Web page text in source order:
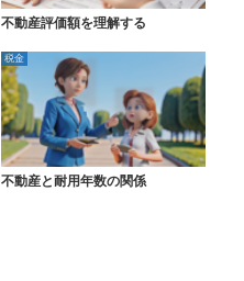
不動産評価額を理解する
税金
不動産と耐用年数の関係